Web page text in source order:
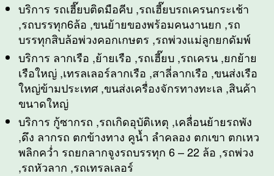
บริการ รถเฮี๊ยบติดมือคีบ ,รถเฮี๊ยบรถเครนกระเช้า
,รถบรรทุก6ล้อ ,ขนย้ายของพร้อมคนงานยก ,รถ
บรรทุกสิบล้อพ่วงคอกเกษตร ,รถพ่วงแม่ลูกยกดัมพ์
บริการ ลากเรือ ,ย้ายเรือ ,รถเฮี๊ยบ ,รถเครน ,ยกย้าย
เรือใหญ่ ,เทรลเลอร์ลากเรือ ,สาลี่ลากเรือ ,ขนส่งเรือ
ใหญ่ข้ามประเทศ ,ขนส่งเครื่องจักรทางทะเล ,สินค้า
ขนาดใหญ่
บริการ กู้ซากรถ ,รถเกิดอุบัติเหตุ ,เคลื่อนย้ายรถพัง
,ดึง ลากรถ ตกข้างทาง คูน้ำ ลำคลอง ตกเขา ตกเหว
พลิกคว่ำ รถยกลากจูงรถบรรทุก 6 – 22 ล้อ ,รถพ่วง
,รถหัวลาก ,รถเทรลเลอร์